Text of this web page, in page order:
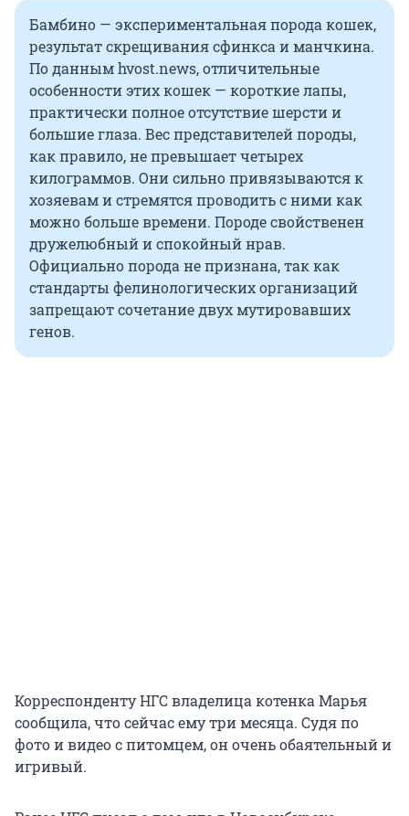
Бамбино — экспериментальная порода кошек,
результат скрещивания сфинкса и манчкина.
По данным hvost.news, отличительные
особенности этих кошек — короткие лапы,
практически полное отсутствие шерсти и
большие глаза. Вес представителей породы,
как правило, не превышает четырех
килограммов. Они сильно привязываются к
хозяевам и стремятся проводить с ними как
можно больше времени. Породе свойственен
дружелюбный и спокойный нрав.
Официально порода не признана, так как
стандарты фелинологических организаций
запрещают сочетание двух мутировавших
генов.
Корреспонденту НГС владелица котенка Марья
сообщила, что сейчас ему три месяца. Судя по
фото и видео с питомцем, он очень обаятельный и
игривый.